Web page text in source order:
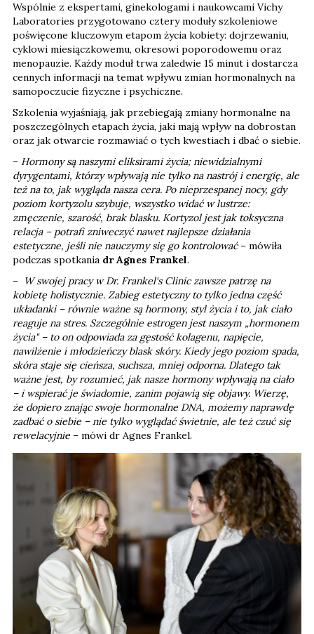
Wspólnie z ekspertami, ginekologami i naukowcami Vichy
Laboratories przygotowano cztery moduły szkoleniowe
poświęcone kluczowym etapom życia kobiety: dojrzewaniu,
cyklowi miesiączkowemu, okresowi poporodowemu oraz
menopauzie. Każdy moduł trwa zaledwie 15 minut i dostarcza
cennych informacji na temat wpływu zmian hormonalnych na
samopoczucie fizyczne i psychiczne.
Szkolenia wyjaśniają, jak przebiegają zmiany hormonalne na
poszczególnych etapach życia, jaki mają wpływ na dobrostan
oraz jak otwarcie rozmawiać o tych kwestiach i dbać o siebie.
– Hormony są naszymi eliksirami życia; niewidzialnymi
dyrygentami, którzy wpływają nie tylko na nastrój i energię, ale
też na to, jak wygląda nasza cera. Po nieprzespanej nocy, gdy
poziom kortyzolu szybuje, wszystko widać w lustrze:
zmęczenie, szarość, brak blasku. Kortyzol jest jak toksyczna
relacja – potrafi zniweczyć nawet najlepsze działania
estetyczne, jeśli nie nauczymy się go kontrolować– mówiła
podczas spotkania dr Agnes Frankel.
– W swojej pracy w Dr. Frankel‘s Clinic zawsze patrzę na
kobietę holistycznie. Zabieg estetyczny to tylko jedna część
układanki – równie ważne są hormony, styl życia i to, jak ciało
reaguje na stres. Szczególnie estrogen jest naszym „hormonem
życia" – to on odpowiada za gęstość kolagenu, napięcie,
nawilżenie i młodzieńczy blask skóry. Kiedy jego poziom spada,
skóra staje się cieńsza, suchsza, mniej odporna. Dlatego tak
ważne jest, by rozumieć, jak nasze hormony wpływają na ciało
– i wspierać je świadomie, zanim pojawią się objawy. Wierzę,
że dopiero znając swoje hormonalne DNA, możemy naprawdę
zadbać o siebie – nie tylko wyglądać świetnie, ale też czuć się
rewelacyjnie – mówi dr Agnes Frankel.